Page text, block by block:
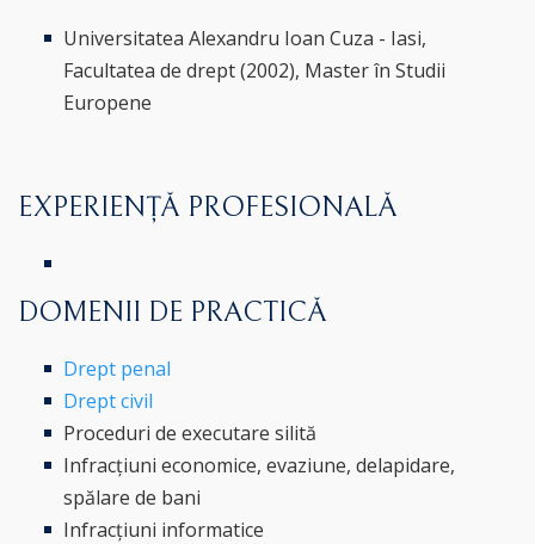
Universitatea Alexandru Ioan Cuza - Iasi,
Facultatea de drept (2002), Master în Studii
Europene
EXPERIENȚĂ PROFESIONALĂ
DOMENII DE PRACTICĂ
Drept penal
Drept civil
Proceduri de executare silită
Infracțiuni economice, evaziune, delapidare,
spălare de bani
Infracțiuni informatice